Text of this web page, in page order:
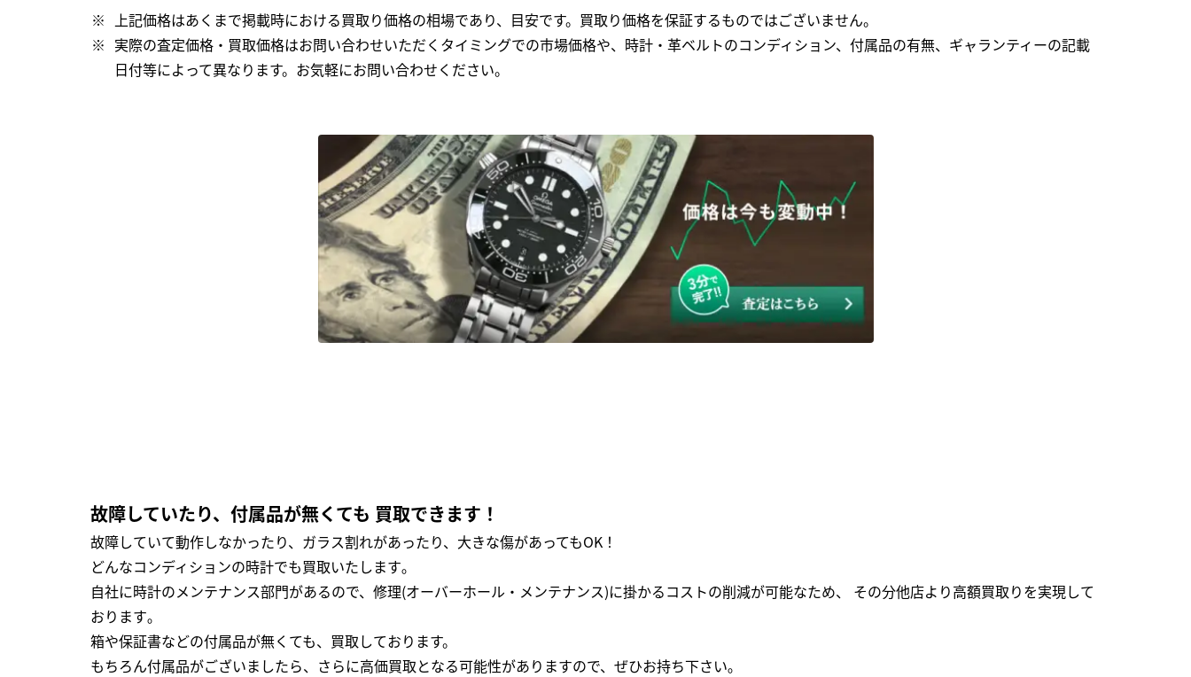
上記価格はあくまで掲載時における買取り価格の相場であり、目安です。買取り価格を保証するものではございません。
実際の査定価格・買取価格はお問い合わせいただくタイミングでの市場価格や、時計・革ベルトのコンディション、付属品の有無、ギャランティーの記載
日付等によって異なります。お気軽にお問い合わせください。
故障していたり、付属品が無くても 買取できます！
故障していて動作しなかったり、ガラス割れがあったり、大きな傷があってもOK！
どんなコンディションの時計でも買取いたします｡
自社に時計のメンテナンス部門があるので、修理(オーバーホール・メンテナンス)に掛かるコストの削減が可能なため、 その分他店より高額買取りを実現して
おります｡
箱や保証書などの付属品が無くても、買取しております。
もちろん付属品がございましたら、さらに高価買取となる可能性がありますので、ぜひお持ち下さい｡